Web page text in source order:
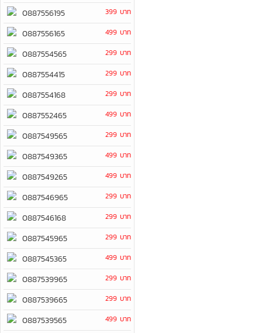
0887556195 399 บาท
0887556165 499 บาท
0887554565 299 บาท
0887554415 299 บาท
0887554168 299 บาท
0887552465 499 บาท
0887549565 299 บาท
0887549365 499 บาท
0887549265 499 บาท
0887546965 299 บาท
0887546168 299 บาท
0887545965 299 บาท
0887545365 499 บาท
0887539965 299 บาท
0887539665 299 บาท
0887539565 499 บาท